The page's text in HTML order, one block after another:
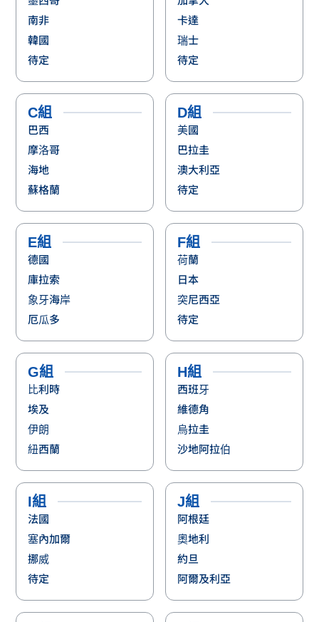
E組
德國
庫拉索
象牙海岸
厄瓜多
F組
荷蘭
日本
突尼西亞
待定
G組
比利時
埃及
伊朗
紐西蘭
H組
西班牙
維德角
烏拉圭
沙地阿拉伯
I組
法國
塞內加爾
挪威
待定
J組
阿根廷
奧地利
約旦
阿爾及利亞
K組
葡萄牙
烏茲別克
哥倫比亞
待定
L組
英格蘭
迦納
巴拿馬
克羅埃西亞
世界盃賽程
世界盃賽程對戰組合尚未出爐，敬請期待。
日期 組別
2026-06-12 墨西哥 vs 南非
2026-06-12 10:00 A組 南韓 vs 歐洲附加賽D